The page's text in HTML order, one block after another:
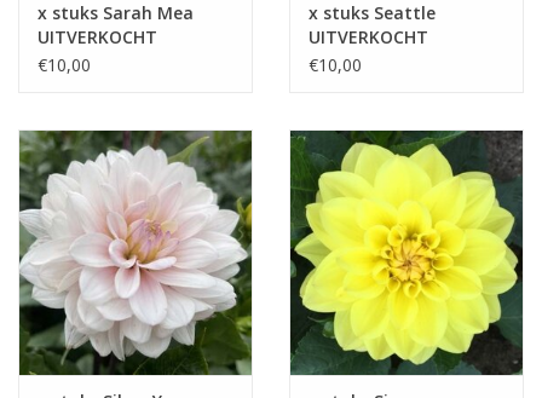
x stuks Sarah Mea
UITVERKOCHT
€10,00
x stuks Seattle
UITVERKOCHT
€10,00